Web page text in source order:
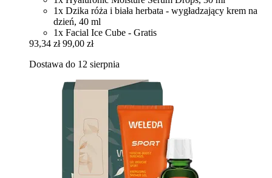
1x Dzika róża i biała herbata - wygładzający krem na
dzień, 40 ml
1x Facial Ice Cube - Gratis
93,34 zł 99,00 zł
Dostawa do 12 sierpnia